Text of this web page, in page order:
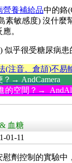
營養補給品中的鉻
素敏感度) 沒什麼
。
似乎很受糖尿病患
(注音、倉頡)不易
→ AndCamera
的空間？→
血糖
01-11
劑控制的實驗中